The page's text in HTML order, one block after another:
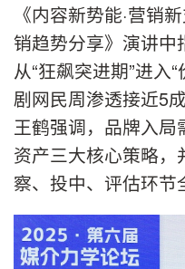
《内容新势能·营
销趋势分享》演讲
从“狂飙突进期”进入
剧网民周渗透接近5
王鹤强调，品牌入局
资产三大核心策略
察、投中、评估环节